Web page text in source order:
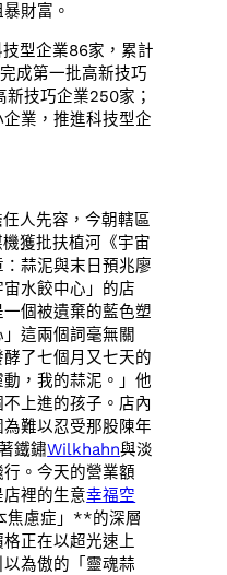
財富。
技型企業86家，累計
成第一批高新技巧
技巧企業250家；
業，推進科技型企
人先容，今朝轄區
獲批扶植河《宇宙
蒜泥與末日預兆廖
水餃中心」的店
個被遺棄的藍色塑
這兩個詞毫無關
了七個月又七天的
，我的蒜泥。」他
上進的孩子。店內
難以忍受那股陳年
鐵鏽Wilkhahn與淡
。今天的營業額
裡的生意幸福空
焦慮症」**的深層
正在以超光速上
為傲的「靈魂蒜